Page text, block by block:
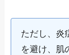
ただし、炎
を避け、肌